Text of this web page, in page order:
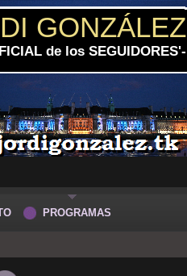
GONZÁLEZ
de los SEGUIDORES'-
PROGRAMAS